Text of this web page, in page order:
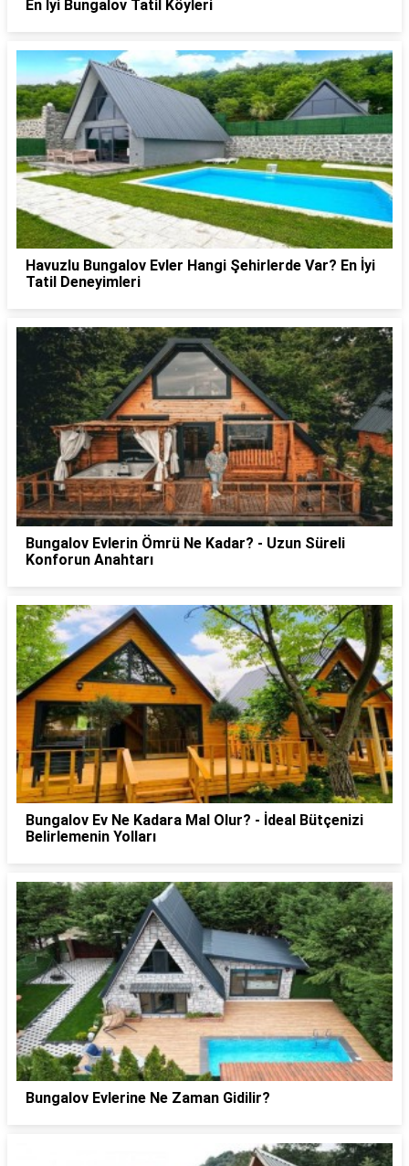
En İyi Bungalov Tatil Köyleri
Havuzlu Bungalov Evler Hangi Şehirlerde Var? En İyi
Tatil Deneyimleri
Bungalov Evlerin Ömrü Ne Kadar? - Uzun Süreli
Konforun Anahtarı
Bungalov Ev Ne Kadara Mal Olur? - İdeal Bütçenizi
Belirlemenin Yolları
Bungalov Evlerine Ne Zaman Gidilir?